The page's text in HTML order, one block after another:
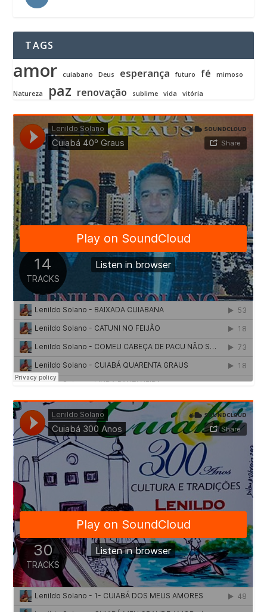
TAGS
amor cuiabano Deus esperança futuro fé mimoso
Natureza paz renovação sublime vida vitória